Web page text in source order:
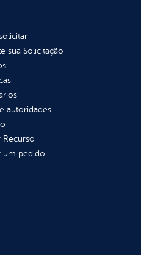
sua Solicitação
autoridades
Recurso
um pedido